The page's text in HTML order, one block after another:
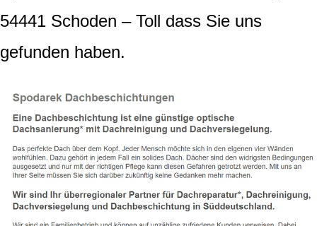
54441 Schoden – Toll dass Sie uns
gefunden haben.